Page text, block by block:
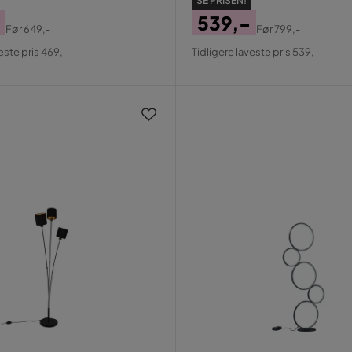
Før649,-
pris 469,-
Pris
539,-
Original
Før799,-
Tidligere laveste pris 539,-